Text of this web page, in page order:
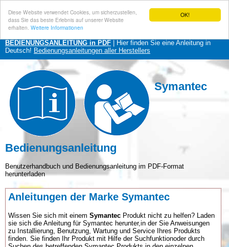
OK!
Diese Website verwendet Cookies, um sicherzustellen,
dass Sie das beste Erlebnis auf unserer Website
erhalten. Weitere Informationen
BEDIENUNGSANLEITUNG in PDF | Hier finden Sie eine Anleitung in
Deutsch! Bedienungsanleitungen aller Herstellers
Symantec
Bedienungsanleitung
Benutzerhandbuch und Bedienungsanleitung im PDF-Format
herunterladen
Anleitungen der Marke Symantec
Wissen Sie sich mit einem Symantec Produkt nicht zu helfen? Laden
sie sich die Anleitung für Symantec herunter,in der Sie Anweisungen
zu Installierung, Benutzung, Wartung und Service Ihres Produkts
finden. Sie finden Ihr Produkt mit Hilfe der Suchfunktionoder durch